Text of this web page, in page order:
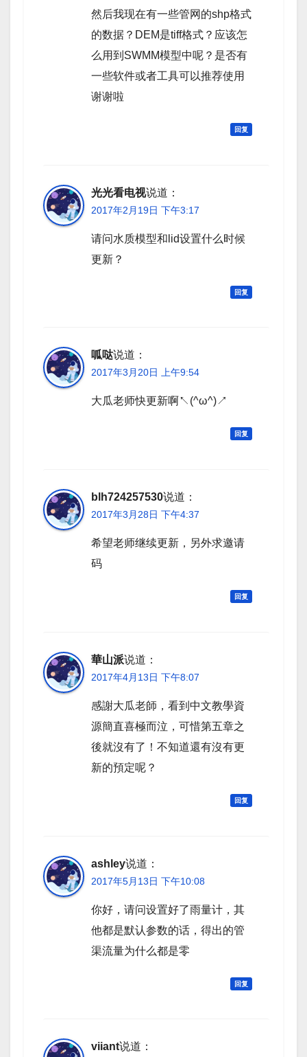
然后我现在有一些管网的shp格式
的数据？DEM是tiff格式？应该怎
么用到SWMM模型中呢？是否有
一些软件或者工具可以推荐使用
谢谢啦
回复
光光看电视说道：
2017年2月19日 下午3:17
请问水质模型和lid设置什么时候
更新？
回复
呱哒说道：
2017年3月20日 上午9:54
大瓜老师快更新啊↖(^ω^)↗
回复
blh724257530说道：
2017年3月28日 下午4:37
希望老师继续更新，另外求邀请
码
回复
華山派说道：
2017年4月13日 下午8:07
感謝大瓜老師，看到中文教學資
源簡直喜極而泣，可惜第五章之
後就沒有了！不知道還有沒有更
新的預定呢？
回复
ashley说道：
2017年5月13日 下午10:08
你好，请问设置好了雨量计，其
他都是默认参数的话，得出的管
渠流量为什么都是零
回复
viiant说道：